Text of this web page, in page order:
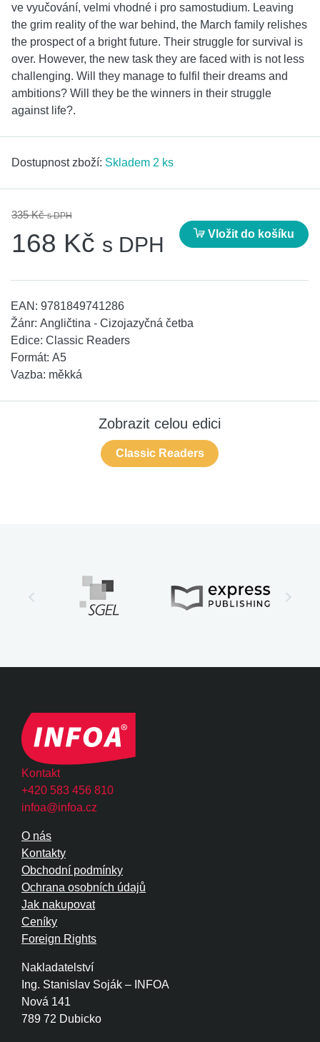
ve vyučování, velmi vhodné i pro samostudium. Leaving
the grim reality of the war behind, the March family relishes
the prospect of a bright future. Their struggle for survival is
over. However, the new task they are faced with is not less
challenging. Will they manage to fulfil their dreams and
ambitions? Will they be the winners in their struggle
against life?.
Dostupnost zboží: Skladem 2 ks
335 Kčs DPH
168 Kč s DPH Vložit do košíku
EAN: 9781849741286
Žánr: Angličtina - Cizojazyčná četba
Edice: Classic Readers
Formát: A5
Vazba: měkká
Zobrazit celou edici
Classic Readers
Kontakt
+420 583 456 810
infoa@infoa.cz
Nakladatelství
Ing. Stanislav Soják – INFOA
Nová 141
789 72 Dubicko
O nás
Kontakty
Obchodní podmínky
Ochrana osobních údajů
Jak nakupovat
Ceníky
Foreign Rights